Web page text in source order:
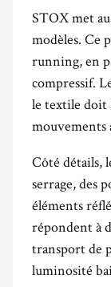
STOX met
modèles. Ce
running, en
compressif.
le textile doit
mouvements
Côté détails,
serrage, des
éléments
répondent à
transport de
luminosité